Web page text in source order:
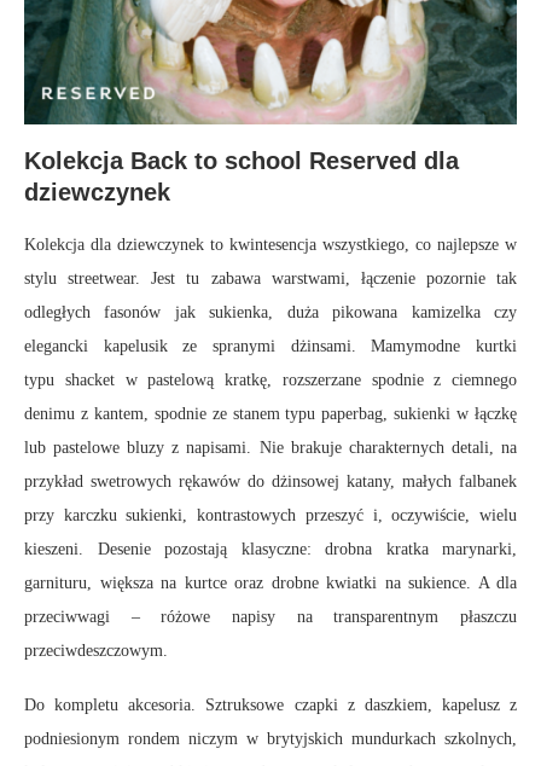
Kolekcja Back to school Reserved dla
dziewczynek
Kolekcja dla dziewczynek to kwintesencja wszystkiego, co najlepsze w
stylu streetwear. Jest tu zabawa warstwami, łączenie pozornie tak
odległych fasonów jak sukienka, duża pikowana kamizelka czy
elegancki kapelusik ze spranymi dżinsami. Mamymodne kurtki
typu shacket w pastelową kratkę, rozszerzane spodnie z ciemnego
denimu z kantem, spodnie ze stanem typu paperbag, sukienki w łączkę
lub pastelowe bluzy z napisami. Nie brakuje charakternych detali, na
przykład swetrowych rękawów do dżinsowej katany, małych falbanek
przy karczku sukienki, kontrastowych przeszyć i, oczywiście, wielu
kieszeni. Desenie pozostają klasyczne: drobna kratka marynarki,
garnituru, większa na kurtce oraz drobne kwiatki na sukience. A dla
przeciwwagi – różowe napisy na transparentnym płaszczu
przeciwdeszczowym.
Do kompletu akcesoria. Sztruksowe czapki z daszkiem, kapelusz z
podniesionym rondem niczym w brytyjskich mundurkach szkolnych,